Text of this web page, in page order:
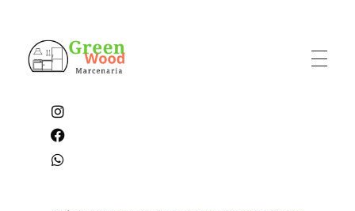
GreenWood Marcenaria e Planejados